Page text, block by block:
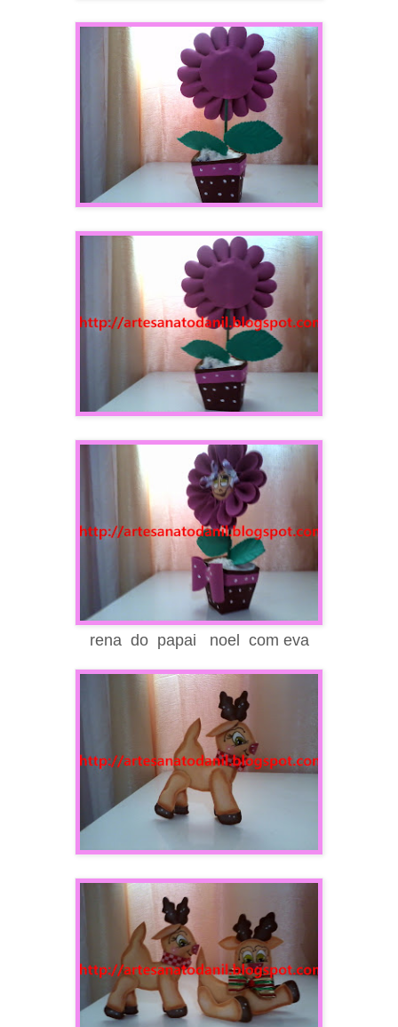
rena do papai noel com eva